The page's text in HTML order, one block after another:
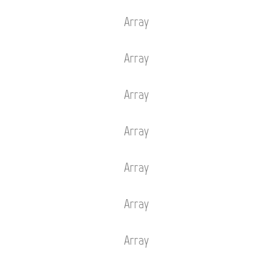
Array
Array
Array
Array
Array
Array
Array